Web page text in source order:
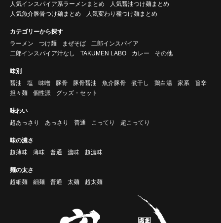
人気インスパイア系ラーメンまとめ
人気醤油つけ麺まとめ
人気魚介豚骨つけ麺まとめ
人気変わり種つけ麺まとめ
カテゴリーから探す
ラーメン
つけ麺 まぜそば
二郎インスパイア
二郎インスパイア汁なし
TAKUMEN LABO カレー その他
味別
醤油
塩 味噌 豚骨 豚骨醤油 魚介豚骨 煮干し 鶏白湯 家系
旨辛
担々麺
個性派 グッズ・セット
味わい
超あっさり
あっさり 普通 こってり 超こってり
味の濃さ
超薄味
薄味 普通 濃味 超濃味
麺の太さ
超細麺
細麺 普通 太麺 超太麺